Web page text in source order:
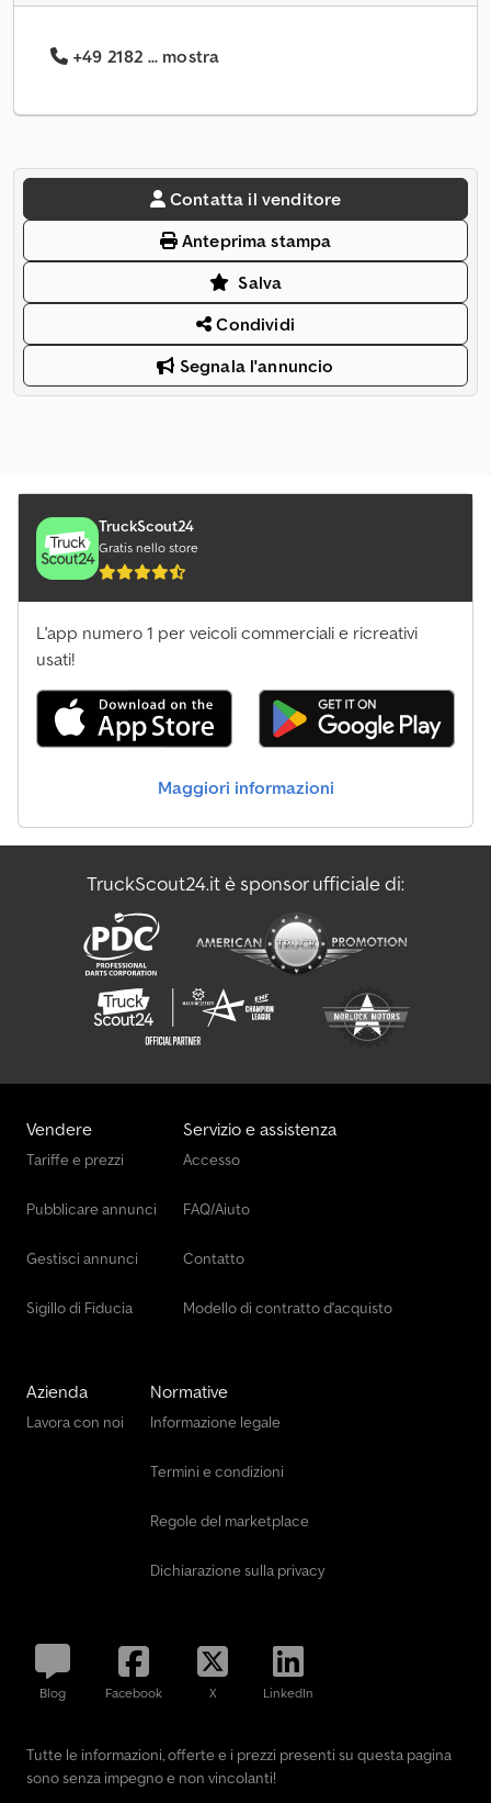
+49 2182 ... mostra
Contatta il venditore
Anteprima stampa
Salva
Condividi
Segnala l'annuncio
TruckScout24
Gratis nello store
L'app numero 1 per veicoli commerciali e ricreativi
usati!
Maggiori informazioni
TruckScout24.it è sponsor ufficiale di:
Vendere
Tariffe e prezzi
Pubblicare annunci
Gestisci annunci
Sigillo di Fiducia
Servizio e assistenza
Accesso
FAQ/Aiuto
Contatto
Modello di contratto d'acquisto
Azienda
Lavora con noi
Normative
Informazione legale
Termini e condizioni
Regole del marketplace
Dichiarazione sulla privacy
Blog Facebook X LinkedIn
Tutte le informazioni, offerte e i prezzi presenti su questa pagina
sono senza impegno e non vincolanti!